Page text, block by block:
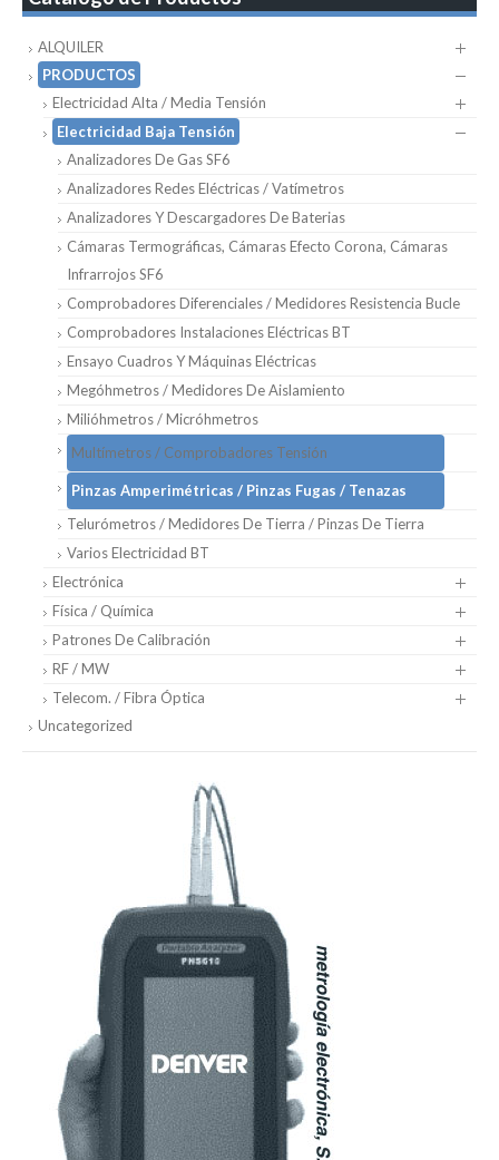
ALQUILER
PRODUCTOS
Electricidad Alta / Media Tensión
Electricidad Baja Tensión
Analizadores De Gas SF6
Analizadores Redes Eléctricas / Vatímetros
Analizadores Y Descargadores De Baterias
Cámaras Termográficas, Cámaras Efecto Corona, Cámaras
Infrarrojos SF6
Comprobadores Diferenciales / Medidores Resistencia Bucle
Comprobadores Instalaciones Eléctricas BT
Ensayo Cuadros Y Máquinas Eléctricas
Megóhmetros / Medidores De Aislamiento
Milióhmetros / Micróhmetros
Multímetros / Comprobadores Tensión
Pinzas Amperimétricas / Pinzas Fugas / Tenazas
Telurómetros / Medidores De Tierra / Pinzas De Tierra
Varios Electricidad BT
Electrónica
Física / Química
Patrones De Calibración
RF / MW
Telecom. / Fibra Óptica
Uncategorized